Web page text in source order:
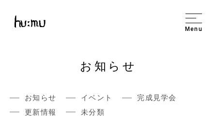
Menu
お知らせ
お知らせ イベント
完成見学会
更新情報
未分類